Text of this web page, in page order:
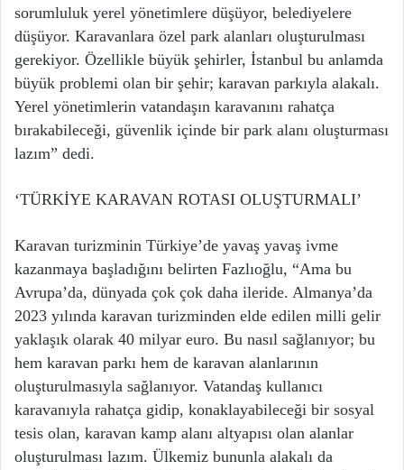
sorumluluk yerel yönetimlere düşüyor, belediyelere
düşüyor. Karavanlara özel park alanları oluşturulması
gerekiyor. Özellikle büyük şehirler, İstanbul bu anlamda
büyük problemi olan bir şehir; karavan parkıyla alakalı.
Yerel yönetimlerin vatandaşın karavanını rahatça
bırakabileceği, güvenlik içinde bir park alanı oluşturması
lazım” dedi.
‘TÜRKİYE KARAVAN ROTASI OLUŞTURMALI’
Karavan turizminin Türkiye’de yavaş yavaş ivme
kazanmaya başladığını belirten Fazlıoğlu, “Ama bu
Avrupa’da, dünyada çok çok daha ileride. Almanya’da
2023 yılında karavan turizminden elde edilen milli gelir
yaklaşık olarak 40 milyar euro. Bu nasıl sağlanıyor; bu
hem karavan parkı hem de karavan alanlarının
oluşturulmasıyla sağlanıyor. Vatandaş kullanıcı
karavanıyla rahatça gidip, konaklayabileceği bir sosyal
tesis olan, karavan kamp alanı altyapısı olan alanlar
oluşturulması lazım. Ülkemiz bununla alakalı da